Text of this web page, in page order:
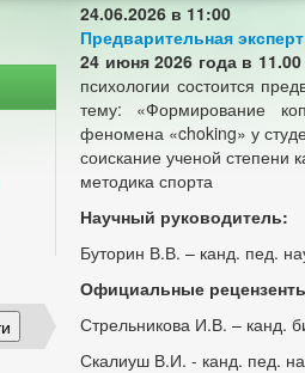
24.06.2026 в 11:00
Предварительная
24 июня 2026 года в
психологии состоится
тему: «Формирование
феномена «choking» у
соискание ученой степени
методика спорта
Научный руководитель:
Буторин В.В. – канд. пед.
Официальные
Стрельникова И.В. – канд.
Скалиуш В.И. - канд. пед.